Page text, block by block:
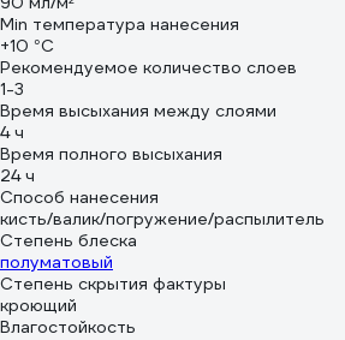
Min температура нанесения
+10 °С
Рекомендуемое количество слоев
1-3
Время высыхания между слоями
4 ч
Время полного высыхания
24 ч
Способ нанесения
кисть/валик/погружение/распылитель
Степень блеска
полуматовый
Степень скрытия фактуры
кроющий
Влагостойкость